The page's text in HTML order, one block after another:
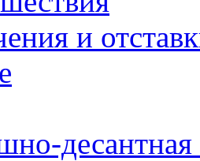
и
десантная